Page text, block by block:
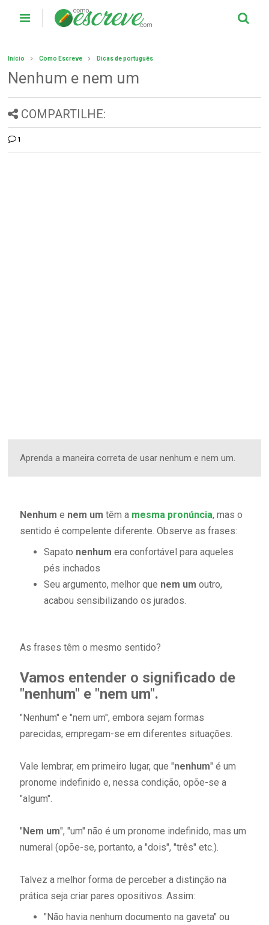
Início Como Escreve Dicas de português
Nenhum e nem um
COMPARTILHE:
1
Aprenda a maneira correta de usar nenhum e nem um.
Nenhum e nem um têm a mesma pronúncia, mas o
sentido é compelente diferente. Observe as frases:
Sapato nenhum era confortável para aqueles
pés inchados
Seu argumento, melhor que nem um outro,
acabou sensibilizando os jurados.
As frases têm o mesmo sentido?
Vamos entender o significado de
"nenhum" e "nem um".
"Nenhum" e "nem um", embora sejam formas
parecidas, empregam-se em diferentes situações.
Vale lembrar, em primeiro lugar, que "nenhum" é um
pronome indefinido e, nessa condição, opõe-se a
"algum".
"Nem um", "um" não é um pronome indefinido, mas um
numeral (opõe-se, portanto, a "dois", "três" etc.).
Talvez a melhor forma de perceber a distinção na
prática seja criar pares opositivos. Assim:
"Não havia nenhum documento na gaveta" ou